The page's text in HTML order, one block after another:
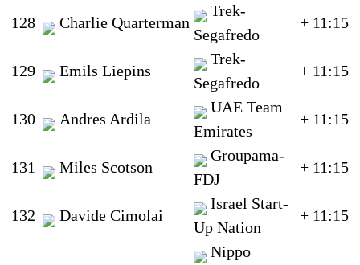
128 Charlie Quarterman
Trek-
Segafredo
+ 11:15
129 Emils Liepins
Trek-
Segafredo
+ 11:15
130 Andres Ardila
UAE Team
Emirates
+ 11:15
131 Miles Scotson
Groupama-
FDJ
+ 11:15
132 Davide Cimolai
Israel Start-
Up Nation
+ 11:15
Nippo